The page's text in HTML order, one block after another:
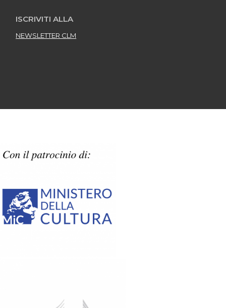
ISCRIVITI ALLA
NEWSLETTER CLM